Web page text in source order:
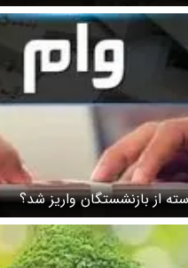
از بازنشستگان واریز شد؟